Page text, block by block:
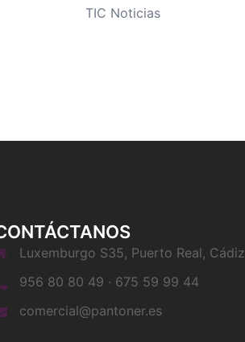
TIC Noticias
Luxemburgo S35, Puerto Real, Cádiz
956 80 80 49 · 675 59 99 44
comercial@pantoner.es